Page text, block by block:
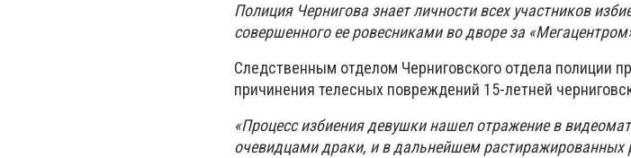
Полиция Чернигова знает личности всех участников
совершенного ее ровесниками во дворе за
Следственным отделом Черниговского отдела полиции
причинения телесных повреждений 15-летней
«Процесс избиения девушки нашел отражение в
очевидцами драки, и в дальнейшем растиражированных